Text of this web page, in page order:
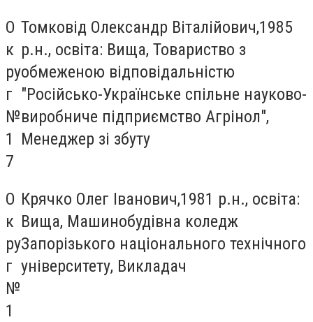
О
к
ру
г
№
1
7
Томковід Олександр Віталійович,1985
р.н., освіта: Вища, Товариство з
обмеженою відповідальністю
"Російсько-Українське спільне науково-
виробниче підприємство Агрінол",
Менеджер зі збуту
О
к
ру
г
№
1
Крячко Олег Іванович,1981 р.н., освіта:
Вища, Машинобудівна коледж
Запорізького національного технічного
університету, Викладач